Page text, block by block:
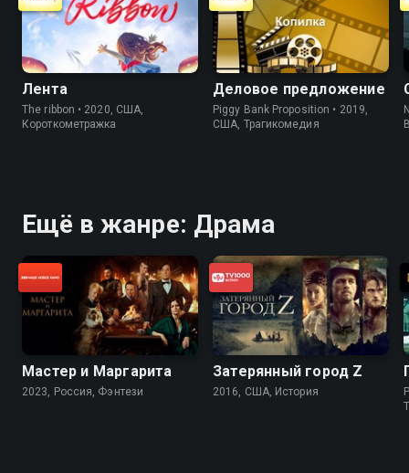
Лента
The ribbon • 2020, США,
Короткометражка
Деловое предложение
Piggy Bank Proposition • 2019,
США, Трагикомедия
Ещё в жанре: Драма
Мастер и Маргарита
2023, Россия, Фэнтези
Затерянный город Z
2016, США, История